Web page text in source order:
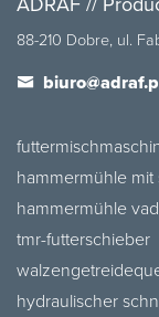
88-210 Dobre, ul.
hammermühle
hammermühle
tmr-futterschieber
hydraulischer